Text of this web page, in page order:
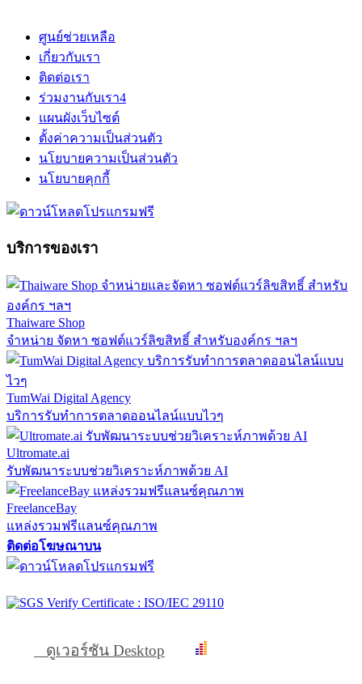
ศูนย์ช่วยเหลือ
เกี่ยวกับเรา
ติดต่อเรา
ร่วมงานกับเรา4
แผนผังเว็บไซต์
ตั้งค่าความเป็นส่วนตัว
นโยบายความเป็นส่วนตัว
นโยบายคุกกี้
บริการของเรา
Thaiware Shop
จำหน่าย จัดหา ซอฟต์แวร์ลิขสิทธิ์ สำหรับองค์กร ฯลฯ
TumWai Digital Agency
บริการรับทำการตลาดออนไลน์แบบไวๆ
Ultromate.ai
รับพัฒนาระบบช่วยวิเคราะห์ภาพด้วย AI
FreelanceBay
แหล่งรวมฟรีแลนซ์คุณภาพ
ติดต่อโฆษณาบน
ดูเวอร์ชัน Desktop